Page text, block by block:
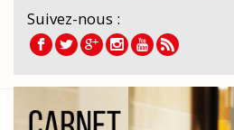
Suivez-nous :